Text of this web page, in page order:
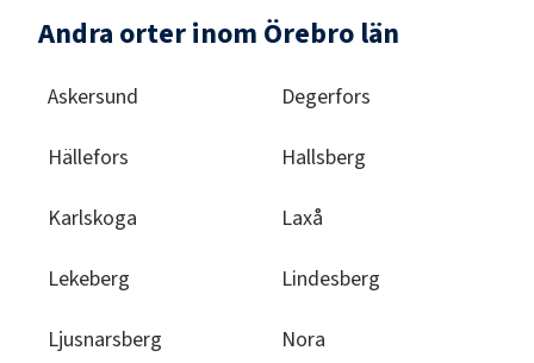
Andra orter inom Örebro län
Askersund Degerfors
Hällefors Hallsberg
Karlskoga Laxå
Lekeberg Lindesberg
Ljusnarsberg Nora